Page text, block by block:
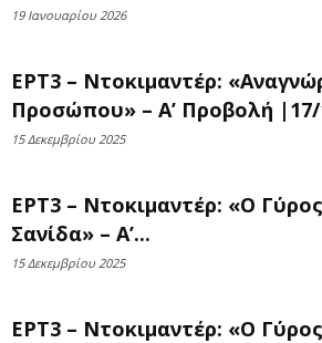
19 Ιανουαρίου 2026
ΕΡΤ3 – Ντοκιμαντέρ:
Προσώπου» – Α’ Προβολή |17/
15 Δεκεμβρίου 2025
ΕΡΤ3 – Ντοκιμαντέρ: «Ο
Σανίδα» – Α’...
15 Δεκεμβρίου 2025
ΕΡΤ3 – Ντοκιμαντέρ: «Ο